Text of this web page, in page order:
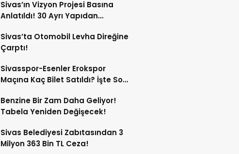
Sivas’ın Vizyon Projesi Basına
Anlatıldı! 30 Ayrı Yapıdan
Sivas’ta Otomobil Levha Direğine
Çarptı!
Sivasspor-Esenler Erokspor
Maçına Kaç Bilet Satıldı? İşte Son
Benzine Bir Zam Daha Geliyor!
Tabela Yeniden Değişecek!
Sivas Belediyesi Zabıtasından 3
Milyon 363 Bin TL Ceza!